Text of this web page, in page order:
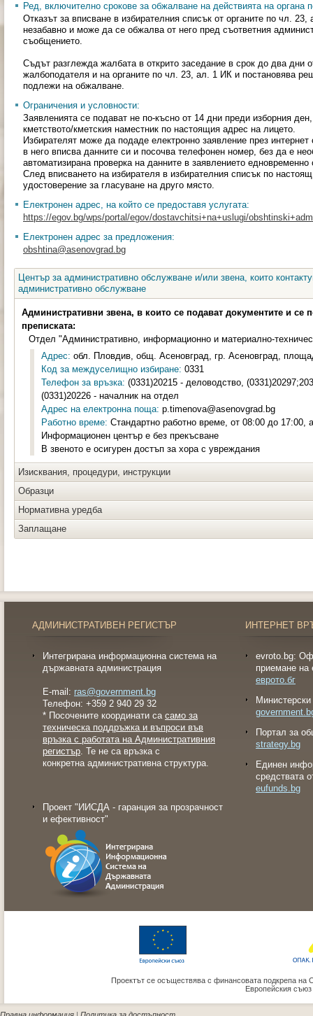
Ред, включително срокове за обжалване на действията на органа
Отказът за вписване в избирателния списък от органите по чл.
незабавно и може да се обжалва от него пред съответния
съобщението.
Съдът разглежда жалбата в открито заседание в срок до два дни
жалбоподателя и на органите по чл. 23, ал. 1 ИК и постановява
подлежи на обжалване.
Ограничения и условности:
Заявленията се подават не по-късно от 14 дни преди изборния
кметството/кметския наместник по настоящия адрес на лицето.
Избирателят може да подаде електронно заявление през
в него вписва данните си и посочва телефонен номер, без да е
автоматизирана проверка на данните в заявлението
След вписването на избирателя в избирателния списък по
удостоверение за гласуване на друго място.
Електронен адрес, на който се предоставя услугата:
https://egov.bg/wps/portal/egov/dostavchitsi+na+uslugi/
Електронен адрес за предложения:
obshtina@asenovgrad.bg
Център за административно обслужване и/или звена, които
административно обслужване
Административни звена, в които се подават документите и се
преписката:
Отдел "Административно, информационно и материално-
Адрес: обл. Пловдив, общ. Асеновград, гр. Асеновград,
Код за междуселищно избиране: 0331
Телефон за връзка: (0331)20215 - деловодство,
(0331)20226 - началник на отдел
Адрес на електронна поща: p.timenova@asenovgrad.bg
Работно време: Стандартно работно време, от 08:00 до 17:00,
Информационен център е без прекъсване
В звеното е осигурен достъп за хора с увреждания
Изисквания, процедури, инструкции
Образци
Нормативна уредба
Заплащане
АДМИНИСТРАТИВЕН РЕГИСТЪР
Интегрирана информационна система на
държавната администрация
E-mail: ras@government.bg
Телефон: +359 2 940 29 32
* Посочените координати са само за
техническа поддръжка и въпроси във
връзка с работата на Административния
регистър. Те не са връзка с
конкретна административна структура.
Проект "ИИСДА - гаранция за прозрачност
и ефективност"
ИНТЕРНЕТ
evroto.bg:
приемане на
еврото.бг
Портал за
strategy.bg
Eдинен
средствата
eufunds.bg
Проектът се осъществява с финансовата подкрепа на
Европейския